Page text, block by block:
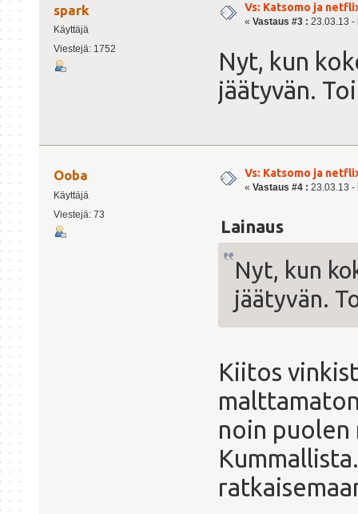
spark
Käyttäjä
Viestejä: 1752
Vs: Katsomo ja
« Vastaus #3 : 23.03.13 -
Nyt, kun
jäätyvän.
Ooba
Käyttäjä
Viestejä: 73
Vs: Katsomo ja
« Vastaus #4 : 23.03.13 -
Lainaus
Nyt, kun
jäätyvän.
Kiitos
noin